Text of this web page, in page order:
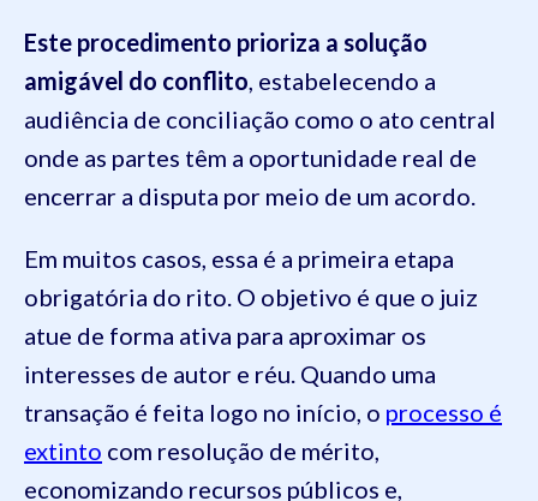
Este procedimento prioriza a solução
amigável do conflito, estabelecendo a
audiência de conciliação como o ato central
onde as partes têm a oportunidade real de
encerrar a disputa por meio de um acordo.
Em muitos casos, essa é a primeira etapa
obrigatória do rito. O objetivo é que o juiz
atue de forma ativa para aproximar os
interesses de autor e réu. Quando uma
transação é feita logo no início, o processo é
extinto com resolução de mérito,
economizando recursos públicos e,